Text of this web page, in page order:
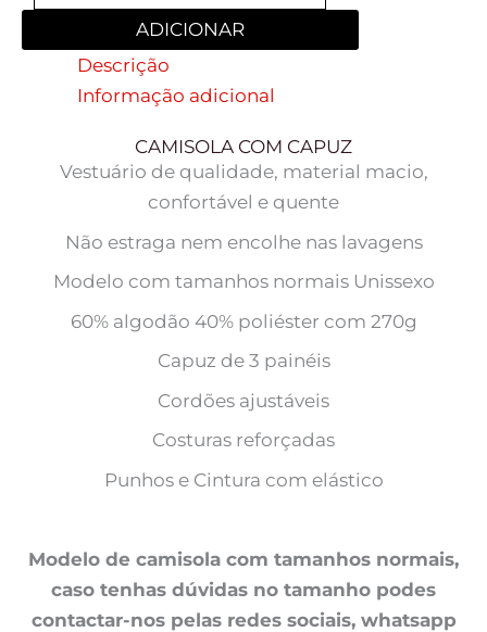
ADICIONAR
Descrição
Informação adicional
CAMISOLA COM CAPUZ
Vestuário de qualidade, material macio,
confortável e quente
Não estraga nem encolhe nas lavagens
Modelo com tamanhos normais Unissexo
60% algodão 40% poliéster com 270g
Capuz de 3 painéis
Cordões ajustáveis
Costuras reforçadas
Punhos e Cintura com elástico
Modelo de camisola com tamanhos normais,
caso tenhas dúvidas no tamanho podes
contactar-nos pelas redes sociais, whatsapp